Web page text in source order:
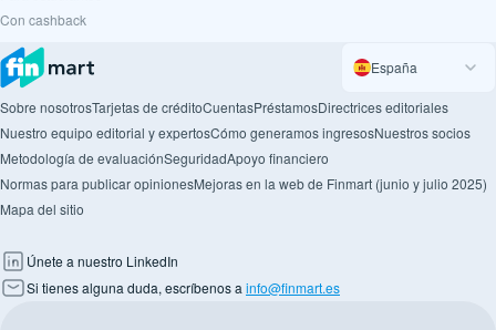
Con cashback
España
Sobre nosotrosTarjetas de créditoCuentasPréstamosDirectrices editoriales
Nuestro equipo editorial y expertosCómo generamos ingresosNuestros socios
Metodología de evaluaciónSeguridadApoyo financiero
Normas para publicar opinionesMejoras en la web de Finmart (junio y julio 2025)
Mapa del sitio
Únete a nuestro LinkedIn
Si tienes alguna duda, escríbenos a info@finmart.es